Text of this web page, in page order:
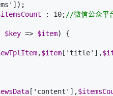
]);
: 10; //微信公众平
$key => $item) {
,$item ['title'],
['content'],